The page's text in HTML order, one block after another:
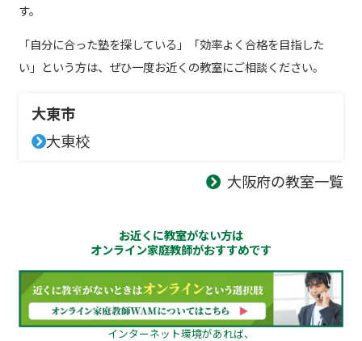
す。
「自分に合った塾を探している」「効率よく合格を目指した
い」という方は、ぜひ一度お近くの教室にご相談ください。
大東市
大東校
大阪府の教室一覧
お近くに教室がない方は
オンライン家庭教師がおすすめです
インターネット環境があれば、